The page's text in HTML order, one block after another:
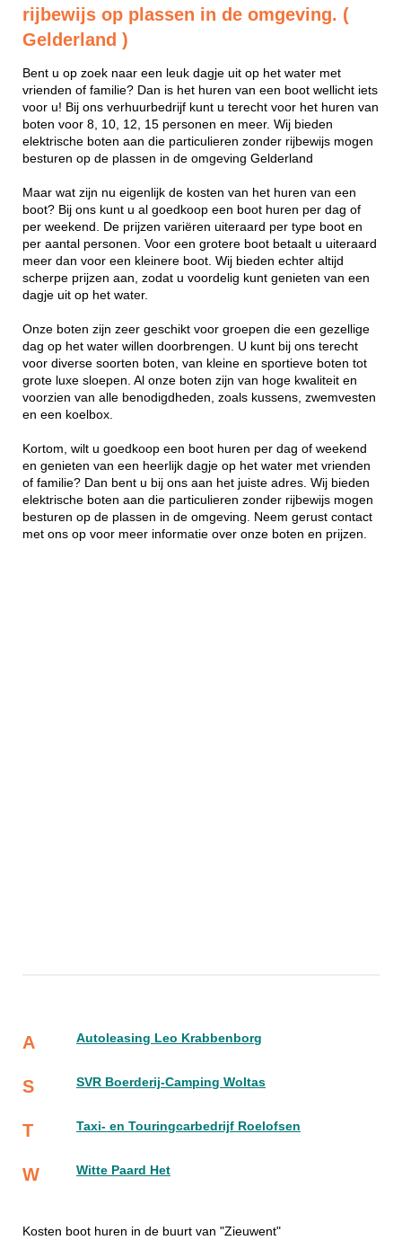
rijbewijs op plassen in de omgeving. (
Gelderland )
Bent u op zoek naar een leuk dagje uit op het water met
vrienden of familie? Dan is het huren van een boot wellicht iets
voor u! Bij ons verhuurbedrijf kunt u terecht voor het huren van
boten voor 8, 10, 12, 15 personen en meer. Wij bieden
elektrische boten aan die particulieren zonder rijbewijs mogen
besturen op de plassen in de omgeving Gelderland
Maar wat zijn nu eigenlijk de kosten van het huren van een
boot? Bij ons kunt u al goedkoop een boot huren per dag of
per weekend. De prijzen variëren uiteraard per type boot en
per aantal personen. Voor een grotere boot betaalt u uiteraard
meer dan voor een kleinere boot. Wij bieden echter altijd
scherpe prijzen aan, zodat u voordelig kunt genieten van een
dagje uit op het water.
Onze boten zijn zeer geschikt voor groepen die een gezellige
dag op het water willen doorbrengen. U kunt bij ons terecht
voor diverse soorten boten, van kleine en sportieve boten tot
grote luxe sloepen. Al onze boten zijn van hoge kwaliteit en
voorzien van alle benodigdheden, zoals kussens, zwemvesten
en een koelbox.
Kortom, wilt u goedkoop een boot huren per dag of weekend
en genieten van een heerlijk dagje op het water met vrienden
of familie? Dan bent u bij ons aan het juiste adres. Wij bieden
elektrische boten aan die particulieren zonder rijbewijs mogen
besturen op de plassen in de omgeving. Neem gerust contact
met ons op voor meer informatie over onze boten en prijzen.
A Autoleasing Leo Krabbenborg
S SVR Boerderij-Camping Woltas
T Taxi- en Touringcarbedrijf Roelofsen
W Witte Paard Het
Kosten boot huren in de buurt van "Zieuwent"